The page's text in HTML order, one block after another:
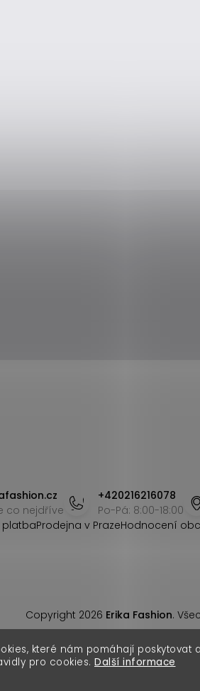
které nám pomáhají poskytovat
pro cookies. Další informace
co nejdříve
+420216216078
Po-Pá: 8:00-18:00
platbaProdejna v PrazeHodnocení
Copyright 2026 Erika Fashion.